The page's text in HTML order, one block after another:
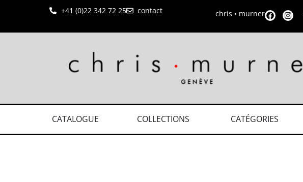
+41 (0)22 342 72 25 contact chris • murner
CATALOGUE COLLECTIONS CATÉGORIES